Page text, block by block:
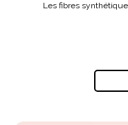
Les fibres